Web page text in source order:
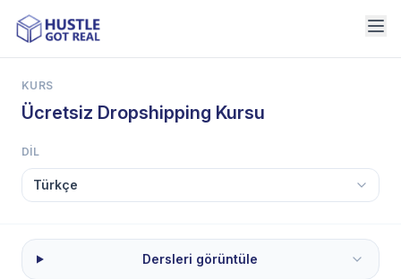
KURS
Ücretsiz Dropshipping Kursu
DIL
Dersleri görüntüle